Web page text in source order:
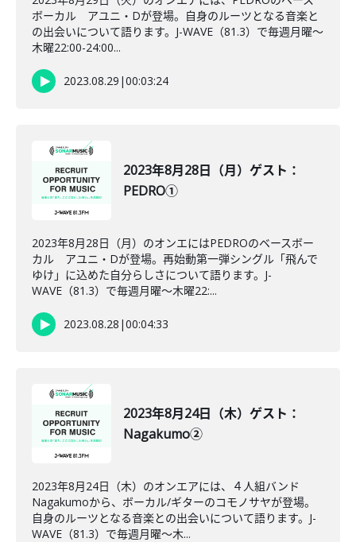
ボーカル アユニ・Dが登場。自身のルーツとなる音楽と
の出会いについて語ります。J-WAVE（81.3）で毎週月曜～
木曜22:00-24:00...
2023.08.29 |00:03:24
2023年8月28日（月）ゲスト：
PEDRO①
2023年8月28日（月）のオンエにはPEDROのベースボー
カル アユニ・Dが登場。再始動第一弾シングル「飛んで
ゆけ」に込めた自分らしさについて語ります。J-
WAVE（81.3）で毎週月曜～木曜22:...
2023.08.28 |00:04:33
2023年8月24日（木）ゲスト：
Nagakumo②
2023年8月24日（木）のオンエアには、４人組バンド
Nagakumoから、ボーカル/ギターのコモノサヤが登場。
自身のルーツとなる音楽との出会いについて語ります。J-
WAVE（81.3）で毎週月曜～木...